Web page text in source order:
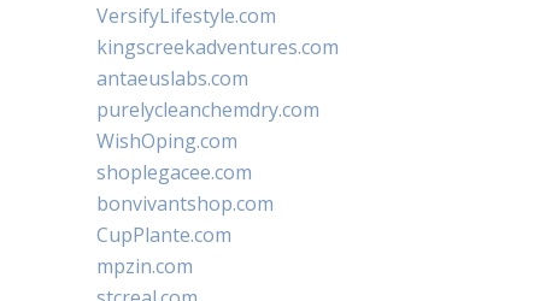
VersifyLifestyle.com
kingscreekadventures.com
antaeuslabs.com
purelycleanchemdry.com
WishOping.com
shoplegacee.com
bonvivantshop.com
CupPlante.com
mpzin.com